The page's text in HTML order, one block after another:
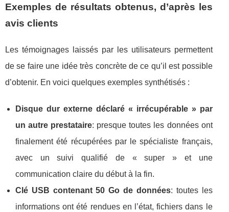
Exemples de résultats obtenus, d’après les
avis clients
Les témoignages laissés par les utilisateurs permettent
de se faire une idée très concrète de ce qu’il est possible
d’obtenir. En voici quelques exemples synthétisés :
Disque dur externe déclaré « irrécupérable » par
un autre prestataire: presque toutes les données ont
finalement été récupérées par le spécialiste français,
avec un suivi qualifié de « super » et une
communication claire du début à la fin.
Clé USB contenant 50 Go de données: toutes les
informations ont été rendues en l’état, fichiers dans le